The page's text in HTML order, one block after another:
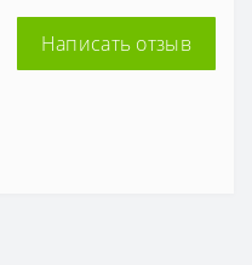
Написать отзыв